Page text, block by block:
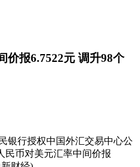
价报6.7522元 调升98个
行授权中国外汇交易中心公
民币对美元汇率中间价报